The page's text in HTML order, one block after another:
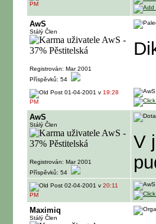
PM
AwS
Stálý Člen
Registrován: Mar 2001
Příspěvků: 54
01-04-2001 v 19:28
PM
AwS
Stálý Člen
Registrován: Mar 2001
Příspěvků: 54
V
02-04-2001 v 20:11
PM
Maximiq
Stálý Člen